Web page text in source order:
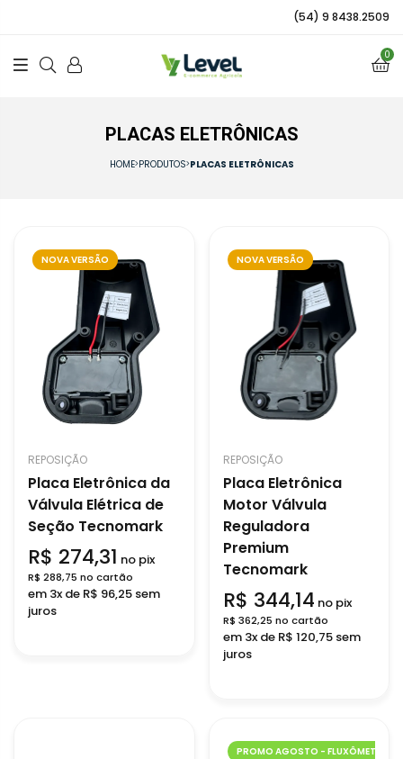
(54) 9 8438.2509
0
PLACAS ELETRÔNICAS
HOME PRODUTOS PLACAS ELETRÔNICAS
NOVA VERSÃO
REPOSIÇÃO
Placa Eletrônica da
Válvula Elétrica de
Seção Tecnomark
R$ 274,31 no pix
R$ 288,75 no cartão
em 3x de R$ 96,25 sem
juros
NOVA VERSÃO
REPOSIÇÃO
Placa Eletrônica
Motor Válvula
Reguladora
Premium
Tecnomark
R$ 344,14 no pix
R$ 362,25 no cartão
em 3x de R$ 120,75 sem
juros
PROMO AGOSTO - FLUXÔMETRO